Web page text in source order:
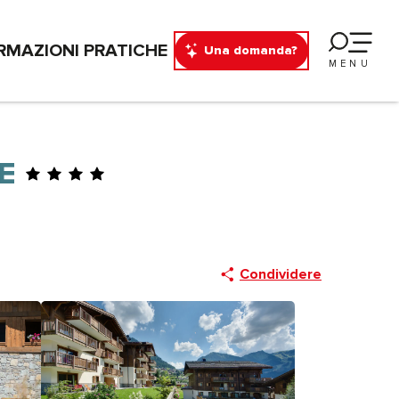
Una domanda?
MENU
PRATICHE
Condividere